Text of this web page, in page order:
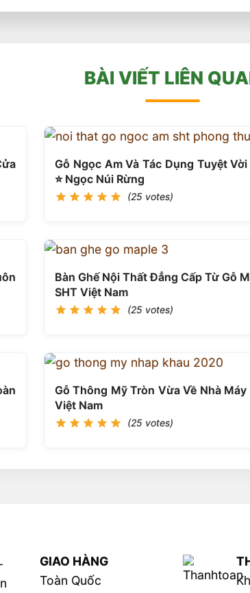
BÀI VIẾT LIÊN
Gỗ Ngọc Am Và Tác Dụng Tuyệt Vời
⭐️ Ngọc Núi Rừng
(25 votes)
Bàn Ghế Nội Thất Đẳng Cấp Từ Gỗ
SHT Việt Nam
(25 votes)
Gỗ Thông Mỹ Tròn Vừa Về Nhà Máy
Việt Nam
(25 votes)
GIAO HÀNG
Toàn Quốc